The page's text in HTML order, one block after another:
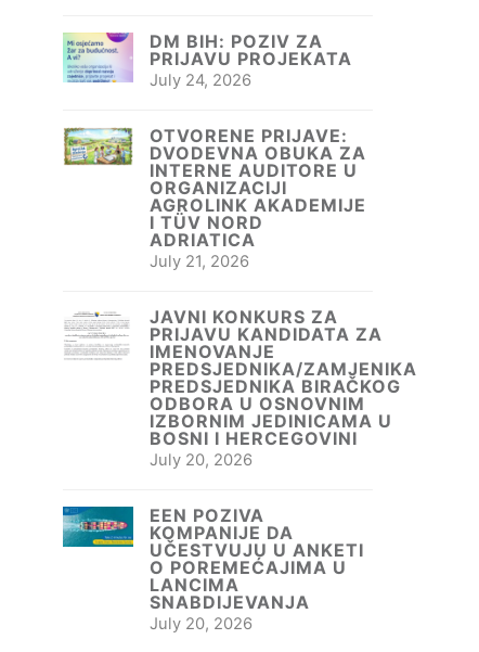
DM BIH: POZIV ZA
PRIJAVU PROJEKATA
July 24, 2026
OTVORENE PRIJAVE:
DVODEVNA OBUKA ZA
INTERNE AUDITORE U
ORGANIZACIJI
AGROLINK AKADEMIJE
I TÜV NORD
ADRIATICA
July 21, 2026
JAVNI KONKURS ZA
PRIJAVU KANDIDATA ZA
IMENOVANJE
PREDSJEDNIKA/ZAMJENIKA
PREDSJEDNIKA BIRAČKOG
ODBORA U OSNOVNIM
IZBORNIM JEDINICAMA U
BOSNI I HERCEGOVINI
July 20, 2026
EEN POZIVA
KOMPANIJE DA
UČESTVUJU U ANKETI
O POREMEĆAJIMA U
LANCIMA
SNABDIJEVANJA
July 20, 2026